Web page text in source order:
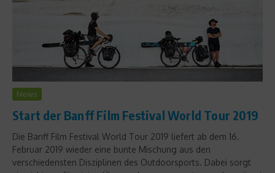
News
Start der Banff Film Festival World Tour 2019
Die Banff Film Festival World Tour 2019 liefert ab dem 16.
Februar 2019 wieder eine bunte Mischung aus den
verschiedensten Disziplinen des Outdoorsports. Dabei sorgt